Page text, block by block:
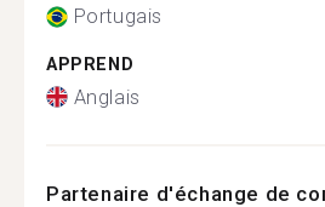
Portugais
APPREND
Anglais
Partenaire d'échange de